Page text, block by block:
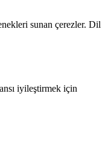
sunan çerezler. Dil
iyileştirmek için